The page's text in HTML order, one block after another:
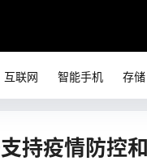
互联网 智能手机 存储
持疫情防控